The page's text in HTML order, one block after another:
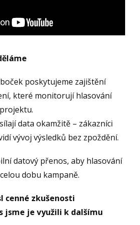
poskytujeme zajištění
které monitorují hlasování
data okamžitě – zákazníci
vývoj výsledků bez zpoždění.
datový přenos, aby hlasování
dobu kampaně.
cenné zkušenosti
jsme je využili k dalšímu